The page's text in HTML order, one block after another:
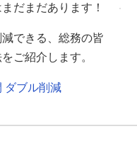
だまだあります！
できる、総務の皆
ご紹介します。
ダブル削減